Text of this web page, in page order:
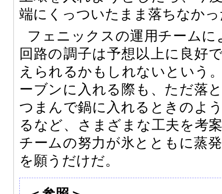
端にくっついたまま落ちなか
フェニックスの運用チームに
回路の調子は予想以上に良好
えられるかもしれないという
ーブンに入れる際も、ただ落
つまんで鍋に入れるときのよ
るなど、さまざまな工夫を考
チームの努力が氷とともに蒸
を願うだけだ。